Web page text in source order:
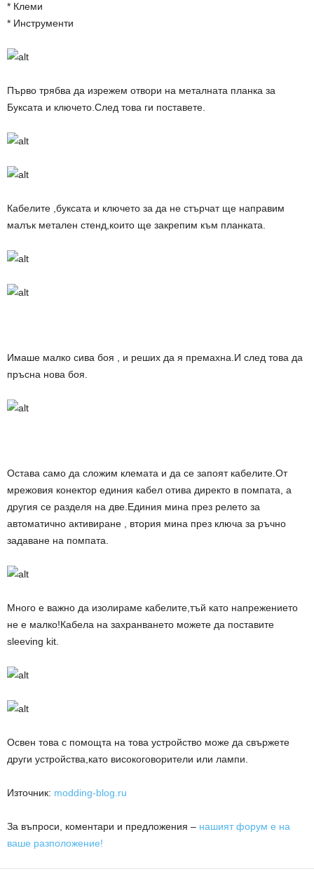
* Клеми
* Инструменти
Първо трябва да изрежем отвори на металната планка за
Буксата и ключето.След това ги поставете.
Кабелите ,буксата и ключето за да не стърчат ще направим
малък метален стенд,които ще закрепим към планката.
Имаше малко сива боя , и реших да я премахна.И след това да
пръсна нова боя.
Остава само да сложим клемата и да се запоят кабелите.От
мрежовия конектор единия кабел отива директо в помпата, а
другия се разделя на две.Единия мина през релето за
автоматично активиране , втория мина през ключа за ръчно
задаване на помпата.
Много е важно да изолираме кабелите,тъй като напрежението
не е малко!Кабела на захранването можете да поставите
sleeving kit
Освен това с помощта на това устройство може да свържете
други устройства,като високоговорители или лампи.
Източник: modding-blog.ru
За въпроси, коментари и предложения – нашият форум е на
ваше разположение!